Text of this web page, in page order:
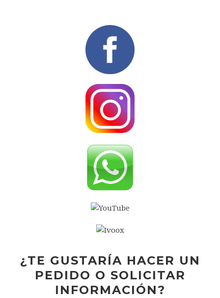
¿TE GUSTARÍA HACER UN
PEDIDO O SOLICITAR
INFORMACIÓN?